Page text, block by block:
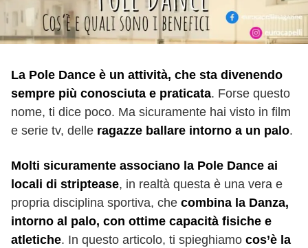
La Pole Dance è un attività, che sta divenendo
sempre più conosciuta e praticata. Forse questo
nome, ti dice poco. Ma sicuramente hai visto in film
e serie tv, delle ragazze ballare intorno a un palo.
Molti sicuramente associano la Pole Dance ai
locali di striptease, in realtà questa è una vera e
propria disciplina sportiva, che combina la Danza,
intorno al palo, con ottime capacità fisiche e
atletiche. In questo articolo, ti spieghiamo cos’è la